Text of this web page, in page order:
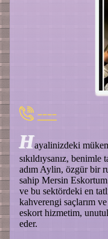
----
Hayalinizdeki
sıkıldıysanız, benimle
adım Aylin, özgür bir
sahip Mersin
ve bu sektördeki en
kahverengi saçlarım
eskort hizmetim,
eder.